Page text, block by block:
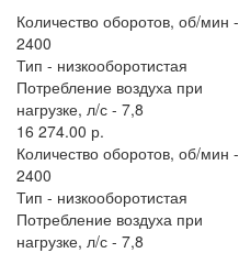
Количество оборотов, об/мин -
2400
Тип - низкооборотистая
Потребление воздуха при
нагрузке, л/с - 7,8
16 274.00 р.
Количество оборотов, об/мин -
2400
Тип - низкооборотистая
Потребление воздуха при
нагрузке, л/с - 7,8